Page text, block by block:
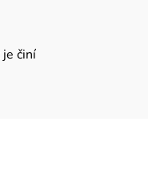
činí